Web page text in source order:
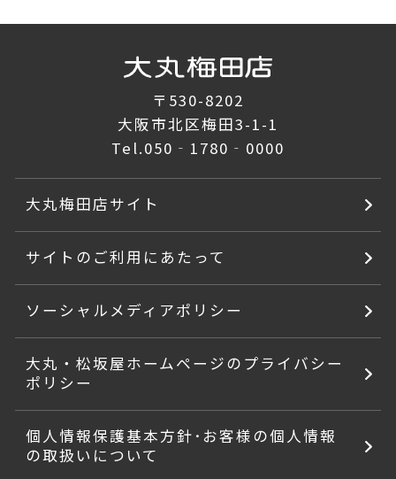
〒530-8202
大阪市北区梅田3-1-1
Tel.050‐1780‐0000
大丸梅田店サイト
サイトのご利用にあたって
ソーシャルメディアポリシー
大丸・松坂屋ホームページのプライバシー
ポリシー
個人情報保護基本方針･お客様の個人情報
の取扱いについて